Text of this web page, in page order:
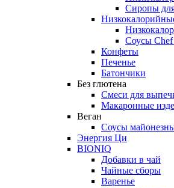
Сиропы
Соусы Chef
Конфеты
Печенье
Батончики
Без глютена
Смеси для
Макаронные
Веган
Соусы
Энергия Ци
BIONIQ
Добавки в чай
Чайные сборы
Варенье